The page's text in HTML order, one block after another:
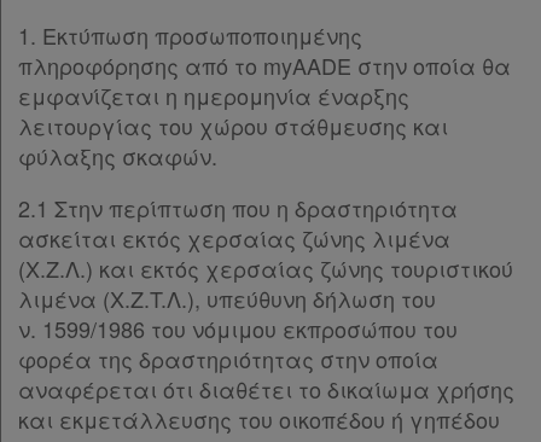
1. Εκτύπωση προσωποποιημένης
πληροφόρησης από το myAADE στην οποία θα
εμφανίζεται η ημερομηνία έναρξης
λειτουργίας του χώρου στάθμευσης και
φύλαξης σκαφών.
2.1 Στην περίπτωση που η δραστηριότητα
ασκείται εκτός χερσαίας ζώνης λιμένα
(Χ.Ζ.Λ.) και εκτός χερσαίας ζώνης τουριστικού
λιμένα (Χ.Z.T.Λ.), υπεύθυνη δήλωση του
ν. 1599/1986 του νόμιμου εκπροσώπου του
φορέα της δραστηριότητας στην οποία
αναφέρεται ότι διαθέτει το δικαίωμα χρήσης
και εκμετάλλευσης του οικοπέδου ή γηπέδου